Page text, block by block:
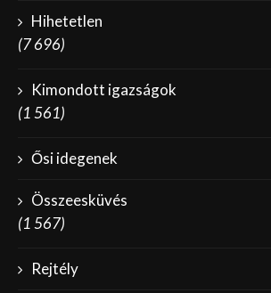
Hihetetlen
(7 696)
Kimondott igazságok
(1 561)
Ősi idegenek
Összeesküvés
(1 567)
Rejtély